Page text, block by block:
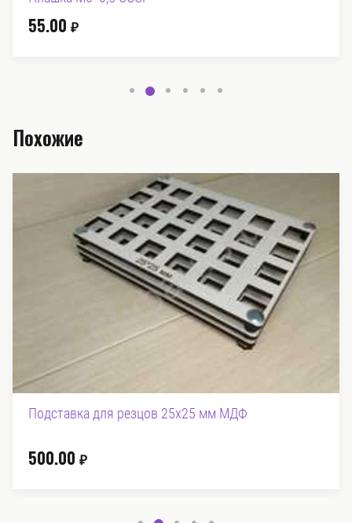
Похожие
для резцов 25x25 мм МДФ